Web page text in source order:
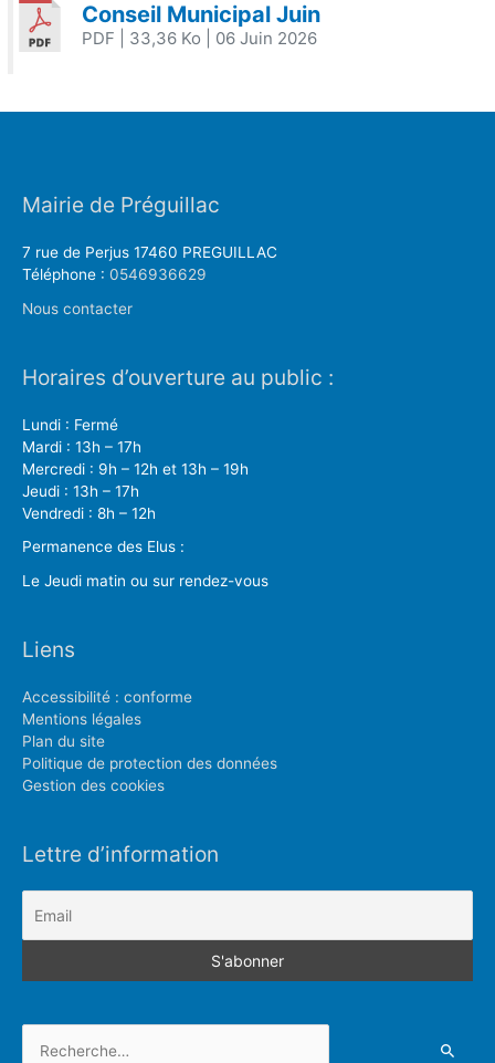
Conseil Municipal Juin
PDF | 33,36 Ko | 06 Juin 2026
Mairie de Préguillac
7 rue de Perjus 17460 PREGUILLAC
Téléphone : 0546936629
Nous contacter
Horaires d’ouverture au public :
Lundi : Fermé
Mardi : 13h – 17h
Mercredi : 9h – 12h et 13h – 19h
Jeudi : 13h – 17h
Vendredi : 8h – 12h
Permanence des Elus :
Le Jeudi matin ou sur rendez-vous
Liens
Accessibilité : conforme
Mentions légales
Plan du site
Politique de protection des données
Gestion des cookies
Lettre d’information